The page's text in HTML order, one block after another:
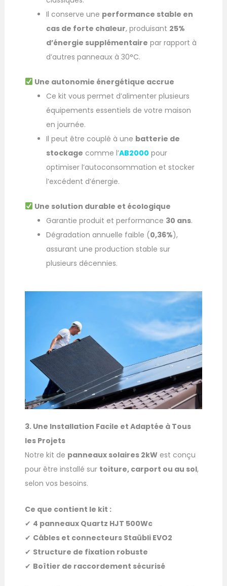
Il conserve une performance stable en
cas de forte chaleur, produisant 25%
d’énergie supplémentaire par rapport à
d’autres panneaux à 30°C.
Une autonomie énergétique accrue
Ce kit vous permet d’alimenter plusieurs
équipements essentiels de votre maison
en journée.
Il peut être couplé à une batterie de
stockage comme l’AB2000 pour
optimiser l’autoconsommation et stocker
l’excédent d’énergie.
Une solution durable et écologique
Garantie produit et performance 30 ans.
Dégradation annuelle faible (0,36%),
assurant une production stable sur
plusieurs décennies.
3. Une Installation Facile et Adaptée à Tous
les Projets
Notre kit de panneaux solaires 2kW est conçu
pour être installé sur toiture, carport ou au sol,
selon vos besoins.
Ce que contient le kit :
✔ 4 panneaux Quartz HJT 500Wc
✔ Câbles et connecteurs Staübli EVO2
✔ Structure de fixation robuste
✔ Boîtier de raccordement sécurisé